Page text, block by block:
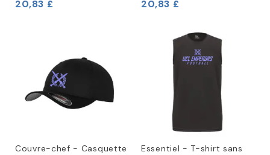
20,83 £ 20,83 £
Couvre-chef - Casquette
Essentiel - T-shirt sans